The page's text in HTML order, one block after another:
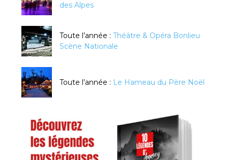
des Alpes
Toute l’année : Théâtre & Opéra Bonlieu
Scène Nationale
Toute l’année : Le Hameau du Père Noël